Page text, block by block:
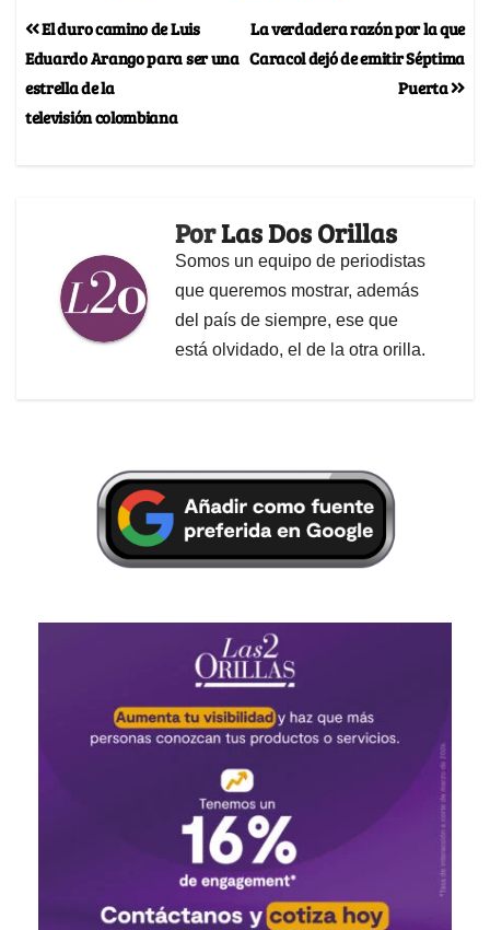
La verdadera razón por la que
Caracol dejó de emitir Séptima
Puerta
El duro camino de Luis
Eduardo Arango para ser una
estrella de la
televisión colombiana
PorLas Dos Orillas
Somos un equipo de periodistas
que queremos mostrar, además
del país de siempre, ese que
está olvidado, el de la otra orilla.